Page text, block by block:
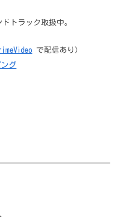
トラック取扱中。
で配信あり）
グ